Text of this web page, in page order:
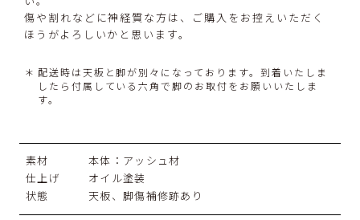
傷や割れなどに神経質な方は、ご購入をお控えいただく
ほうがよろしいかと思います。
配送時は天板と脚が別々になっております。到着いたしま
したら付属している六角で脚のお取付をお願いいたしま
す。
素材
本体：アッシュ材
仕上げ
オイル塗装
状態
天板、脚傷補修跡あり